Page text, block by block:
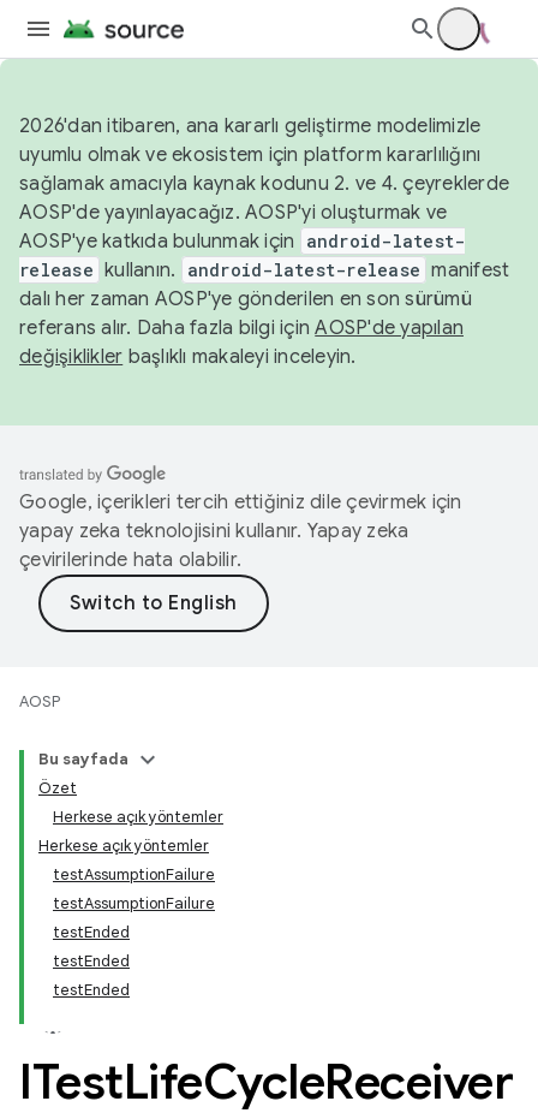
2026'dan itibaren, ana kararlı geliştirme modelimizle
uyumlu olmak ve ekosistem için platform kararlılığını
sağlamak amacıyla kaynak kodunu 2. ve 4. çeyreklerde
AOSP'de yayınlayacağız. AOSP'yi oluşturmak ve
AOSP'ye katkıda bulunmak için
android-latest-
release kullanın. android-latest-release manifest
dalı her zaman AOSP'ye gönderilen en son sürümü
referans alır. Daha fazla bilgi içinAOSP'de yapılan
değişiklikler başlıklı makaleyi inceleyin.
Google, içerikleri tercih ettiğiniz dile çevirmek için
yapay zeka teknolojisini kullanır. Yapay zeka
çevirilerinde hata olabilir.
AOSP
Bu sayfada
Özet
Herkese açık yöntemler
Herkese açık yöntemler
testAssumptionFailure
testAssumptionFailure
testEnded
testEnded
testEnded
ITestLifeCycleReceiver